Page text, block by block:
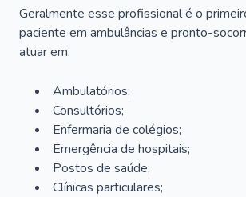
Geralmente esse profissional é o
paciente em ambulâncias e pronto-
atuar em:
Ambulatórios;
Consultórios;
Enfermaria de colégios;
Emergência de hospitais;
Postos de saúde;
Clínicas particulares;